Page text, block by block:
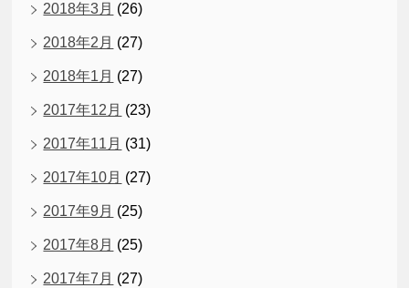
2018年3月 (26)
2018年2月 (27)
2018年1月 (27)
2017年12月 (23)
2017年11月 (31)
2017年10月 (27)
2017年9月 (25)
2017年8月 (25)
2017年7月 (27)